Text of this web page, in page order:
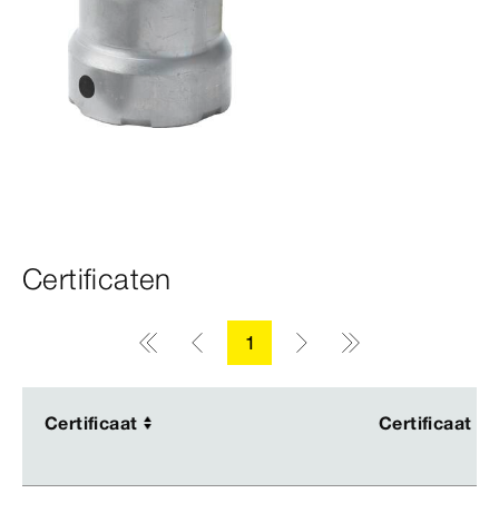
Certificaten
1
Certificaat Certificaat
Certificaat Certificaat